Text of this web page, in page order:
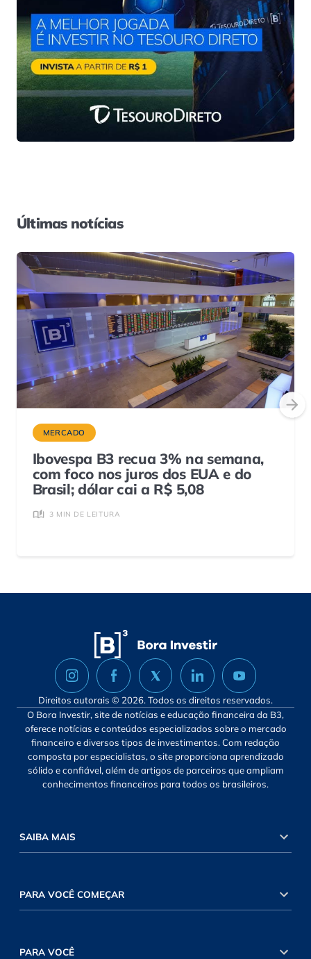
Últimas notícias
MERCADO
Ibovespa B3 recua 3% na semana,
com foco nos juros dos EUA e do
Brasil; dólar cai a R$ 5,08
3 MIN DE LEITURA
Direitos autorais © 2026. Todos os direitos reservados.
O Bora Investir, site de notícias e educação financeira da B3,
oferece notícias e conteúdos especializados sobre o mercado
financeiro e diversos tipos de investimentos. Com redação
composta por especialistas, o site proporciona aprendizado
sólido e confiável, além de artigos de parceiros que ampliam
conhecimentos financeiros para todos os brasileiros.
SAIBA MAIS
PARA VOCÊ COMEÇAR
PARA VOCÊ